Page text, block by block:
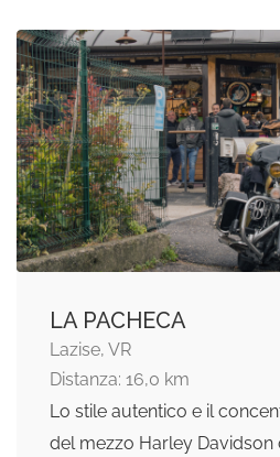
LA PACHECA
Lazise, VR
Distanza: 16,0 km
Lo stile autentico e il
del mezzo Harley Davidson